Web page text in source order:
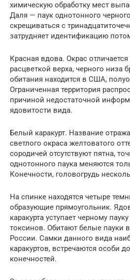
химическую обработку мест
Даля — паук однотонного
скрещиваться с
затрудняет идентификацию
Красная вдова. Окрас
расцветкой верха, черного низа
обитания находится в США,
Ограниченная территория
причиной недостаточной
ядовитости вида.
Белый каракурт. Название
светлого окраса желтоватого
сородичей отсутствуют пятна,
однотонного паука меняются
Конечности, головогрудь
На спинке находятся четыре
образующие прямоугольник.
каракурта уступает черному
токсинов. Обитают белые пауки
России. Самки данного вида
каракуртов, встречаются особи
конечностей.